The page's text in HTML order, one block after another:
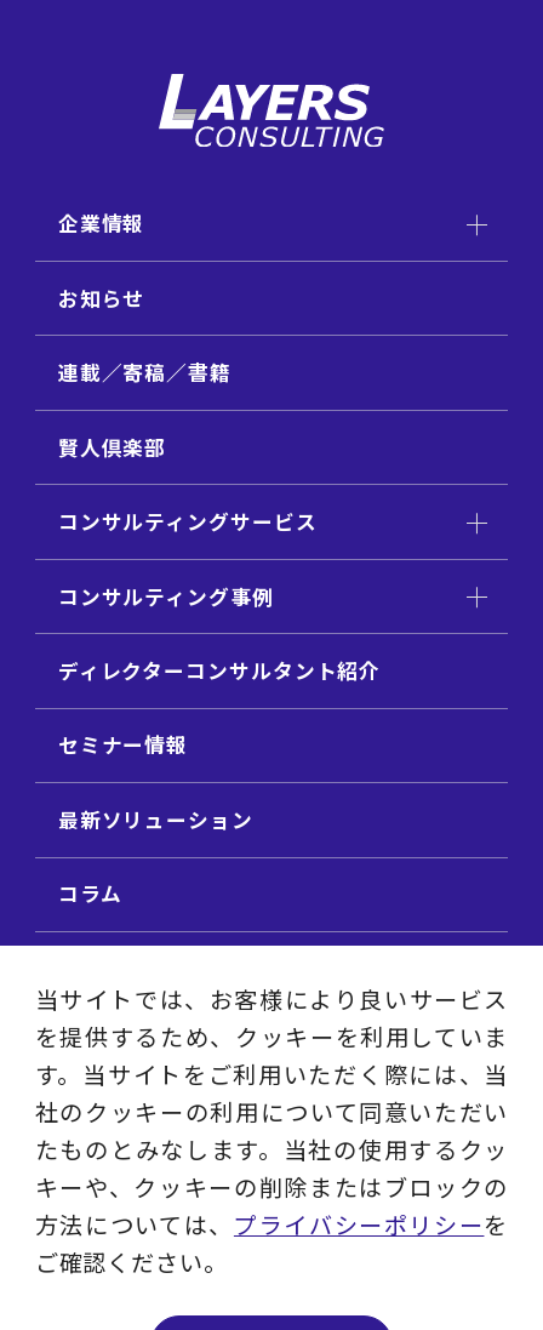
企業情報
お知らせ
連載／寄稿／書籍
賢人倶楽部
コンサルティングサービス
コンサルティング事例
ディレクターコンサルタント紹介
セミナー情報
最新ソリューション
コラム
ビジネステーマ解説集
動画ライブラリ
採用サイト
プライバシーポリシー
当サイトでは、お客様により良いサービス
を提供するため、クッキーを利用していま
す。当サイトをご利用いただく際には、当
社のクッキーの利用について同意いただい
たものとみなします。当社の使用するクッ
キーや、クッキーの削除またはブロックの
方法については、 プライバシーポリシーを
ご確認ください。